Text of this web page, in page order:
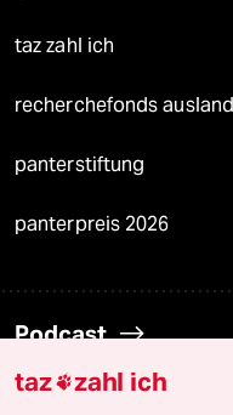
taz zahl ich
recherchefonds ausland
panterstiftung
panterpreis 2026
Podcast
taz zahl ich